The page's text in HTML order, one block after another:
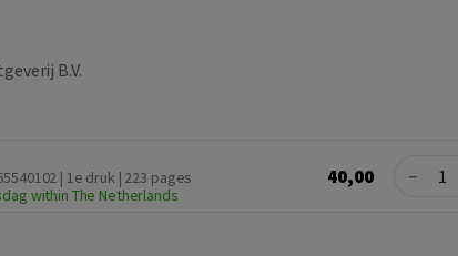
B.V.
| 1e druk | 223 pages
within The Netherlands
40,00 Quantity
−